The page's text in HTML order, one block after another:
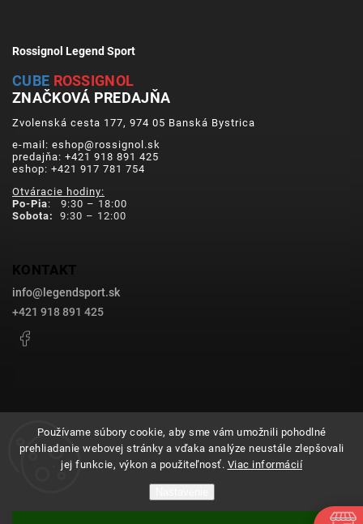
Používame súbory cookie, aby sme vám umožnili pohodlné
prehliadanie webovej stránky a vďaka analýze neustále zlepšovali
jej funkcie, výkon a použiteľnosť. Viac informácií
Rossignol Legend Sport
CUBE ROSSIGNOL
ZNAČKOVÁ PREDAJŇA
Zvolenská cesta 177, 974 05 Banská Bystrica
e-mail: eshop@rossignol.sk
predajňa: +421 918 891 425
eshop: +421 917 781 754
Otváracie hodiny:
Po-Pia: 9:30 – 18:00
Sobota:
9:30 – 12:00
KONTAKT
info@ legendsport.sk
+421 918 891 425
Copyright 2026legendsport.sk. Všetky práva vyhradené.
Grafický návrh vytvořil a nakódoval